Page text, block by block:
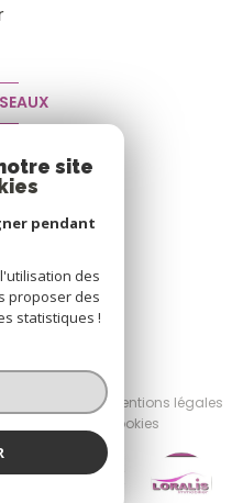
IMMOBILIER
réservés
Mentions légales
Cookies
site
pendant
des
proposer des
statistiques !